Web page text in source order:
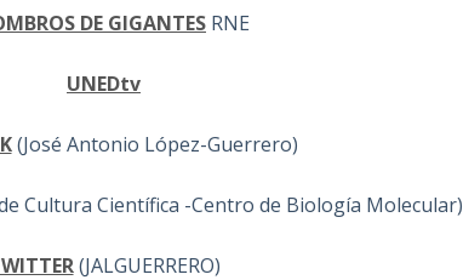
DE GIGANTES RNE
UNEDtv
(José Antonio López-Guerrero)
Cultura Científica -Centro de Biología Molecular)
(JALGUERRERO)